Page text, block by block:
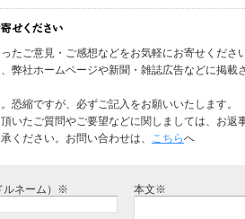
たご意見・ご感想などをお気軽にお寄せください
弊社ホームページや新聞・雑誌広告などに掲載
恐縮ですが、必ずご記入をお願いいたします。
いたご質問やご要望などに関しましては、お返
ください。お問い合わせは、 こちらへ
ルネーム）※ 本文※